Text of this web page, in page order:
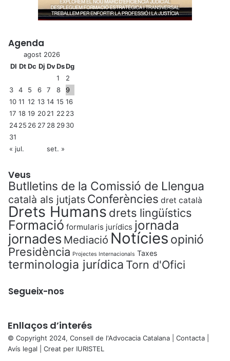
Agenda
agost 2026
Dl DtDc Dj DvDsDg
1
2
3
4 5 6 7 8
9
10 11 12 13 14 15 16
17 18 19 2021 22 23
2425 26 27 28 2930
31
« jul.
set. »
Veus
Butlletins de la Comissió de Llengua
català als jutjats Conferències dret català
Drets Humans drets lingüístics
Formació formularis jurídics jornada
jornades Mediació Notícies opinió
Presidència Projectes Internacionals Taxes
terminologia jurídica Torn d'Ofici
Segueix-nos
Enllaços d’interés
© Copyright 2024, Consell de l'Advocacia Catalana | Contacta
Avís legal | Creat per IURISTEL